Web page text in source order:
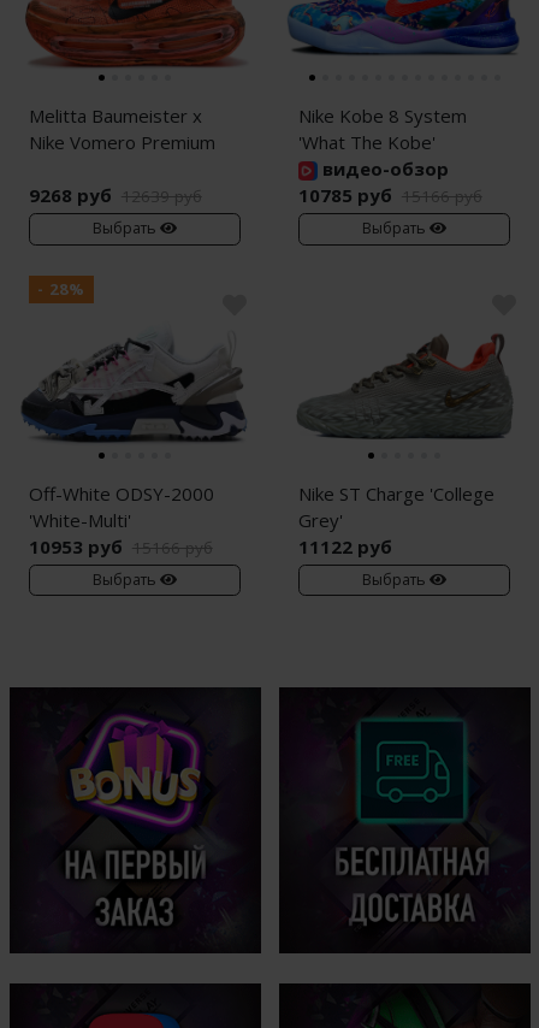
Melitta Baumeister x
Nike Vomero Premium
9268 руб 12639 руб
Выбрать
Nike Kobe 8 System
'What The Kobe'
видео-обзор
10785 руб 15166 руб
Выбрать
- 28%
Off-White ODSY-2000
'White-Multi'
10953 руб 15166 руб
Выбрать
Nike ST Charge 'College
Grey'
11122 руб
Выбрать